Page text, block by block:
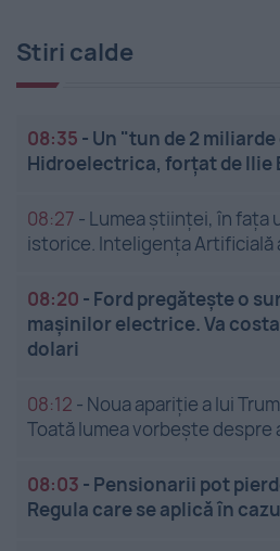
Stiri calde
08:35 - Un "tun de 2
Hidroelectrica, forțat de Ilie
08:27 - Lumea științei, în fața
istorice. Inteligența Artificială
08:20 - Ford pregătește o
mașinilor electrice. Va
dolari
08:12 - Noua apariție a lui
Toată lumea vorbește despre
08:03 - Pensionarii pot
Regula care se aplică în